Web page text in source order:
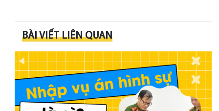
BÀI VIẾT LIÊN QUAN